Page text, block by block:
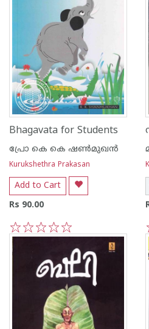
Bhagavata for Students
പ്രോ കെ കെ ഷണ്‍മുഖന്‍
Kurukshethra Prakasan
Add to Cart
Rs 90.00
5
4
3
2
1